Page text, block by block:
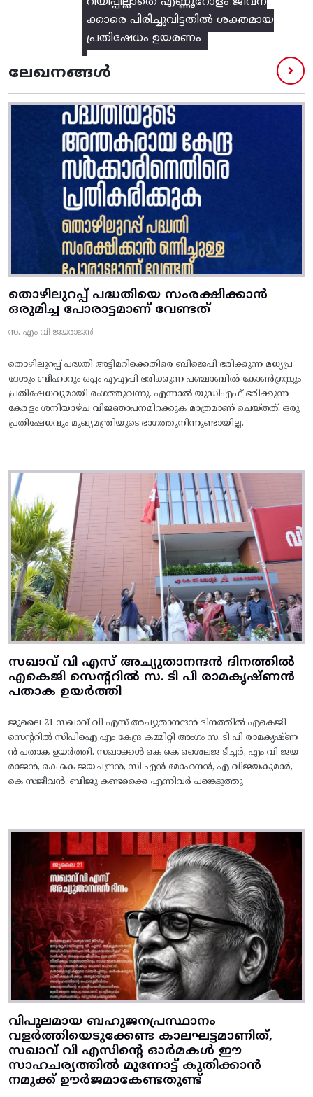
ക്കാരെ പിരിച്ചുവിട്ടതിൽ‌ ശക്തമായ
പ്രതിഷേധം ഉയരണം
ലേഖനങ്ങൾ
തൊഴിലുറപ്പ് പദ്ധതിയെ സംരക്ഷിക്കാൻ
ഒരുമിച്ച പോരാട്ടമാണ് വേണ്ടത്
സ. എം വി ജയരാജൻ
തൊഴിലുറപ്പ് പദ്ധതി അട്ടിമറിക്കെതിരെ ബിജെപി ഭരിക്കുന്ന മധ്യപ്ര
ദേശും ബീഹാറും ഒപ്പം എഎപി ഭരിക്കുന്ന പഞ്ചാബിൽ കോൺഗ്രസ്സും
പ്രതിഷേധവുമായി രംഗത്തുവന്നു. എന്നാൽ യുഡിഎഫ് ഭരിക്കുന്ന
കേരളം ശനിയാഴ്ച വിജ്ഞാപനമിറക്കുക മാത്രമാണ് ചെയ്തത്. ഒരു
പ്രതിഷേധവും മുഖ്യമന്ത്രിയുടെ ഭാഗത്തുനിന്നുണ്ടായില്ല.
സഖാവ് വി എസ് അച്യുതാനന്ദൻ ദിനത്തിൽ
എകെജി സെന്ററിൽ സ. ടി പി രാമകൃഷ്‌ണൻ
പതാക ഉയർത്തി
ജൂലൈ 21 സഖാവ് വി എസ് അച്യുതാനന്ദൻ ദിനത്തിൽ എകെജി
സെന്ററിൽ സിപിഐ എം കേന്ദ്ര കമ്മിറ്റി അംഗം സ. ടി പി രാമകൃഷ്‌ണ
ൻ പതാക ഉയർത്തി. സഖാക്കൾ കെ കെ ശൈലജ ടീച്ചർ, എം വി ജയ
രാജൻ, കെ കെ ജയചന്ദ്രൻ, സി എൻ മോഹനൻ, എ വിജയകുമാർ,
കെ സജീവൻ, ബിജു കണ്ടക്കൈ എന്നിവർ പങ്കെടുത്തു
വിപുലമായ ബഹുജനപ്രസ്ഥാനം
വളർത്തിയെടുക്കേണ്ട കാലഘട്ടമാണിത്,
സഖാവ് വി എസിന്റെ ഓർമകൾ ഈ
സാഹചര്യത്തിൽ മുന്നോട്ട്‌ കുതിക്കാൻ
നമുക്ക് ഊർജമാകേണ്ടതുണ്ട്